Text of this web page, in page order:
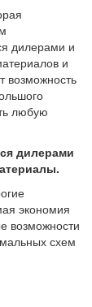
дилерами и
и
возможность
любую
дилерами
экономия
возможности
схем